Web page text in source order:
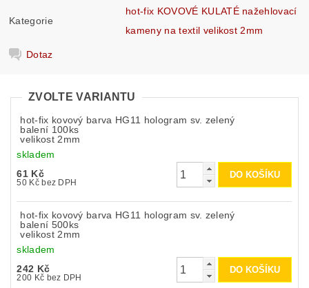
Kategorie
hot-fix KOVOVÉ KULATÉ nažehlovací
kameny na textil velikost 2mm
Dotaz
ZVOLTE VARIANTU
hot-fix kovový barva HG11 hologram sv. zelený
balení 100ks
velikost 2mm
skladem
61 Kč
50 Kč bez DPH
hot-fix kovový barva HG11 hologram sv. zelený
balení 500ks
velikost 2mm
skladem
242 Kč
200 Kč bez DPH